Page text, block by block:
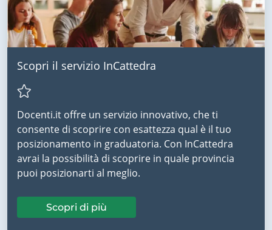
Scopri il servizio InCattedra
Docenti.it offre un servizio innovativo, che ti
consente di scoprire con esattezza qual è il tuo
posizionamento in graduatoria. Con InCattedra
avrai la possibilità di scoprire in quale provincia
puoi posizionarti al meglio.
Scopri di più